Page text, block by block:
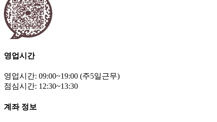
영업시간
영업시간: 09:00~19:00 (주5일근무)
점심시간: 12:30~13:30
계좌 정보